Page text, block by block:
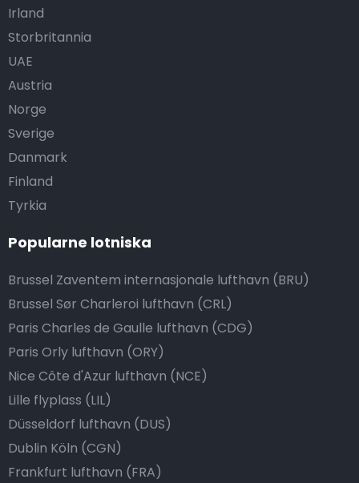
Irland
Storbritannia
UAE
Austria
Norge
Sverige
Danmark
Finland
Tyrkia
Popularne lotniska
Brussel Zaventem internasjonale lufthavn (BRU)
Brussel Sør Charleroi lufthavn (CRL)
Paris Charles de Gaulle lufthavn (CDG)
Paris Orly lufthavn (ORY)
Nice Côte d'Azur lufthavn (NCE)
Lille flyplass (LIL)
Düsseldorf lufthavn (DUS)
Dublin Köln (CGN)
Frankfurt lufthavn (FRA)